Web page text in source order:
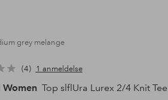
grey melange
4 1 anmeldelse
Women Top slflUra Lurex 2/4 Knit Tee